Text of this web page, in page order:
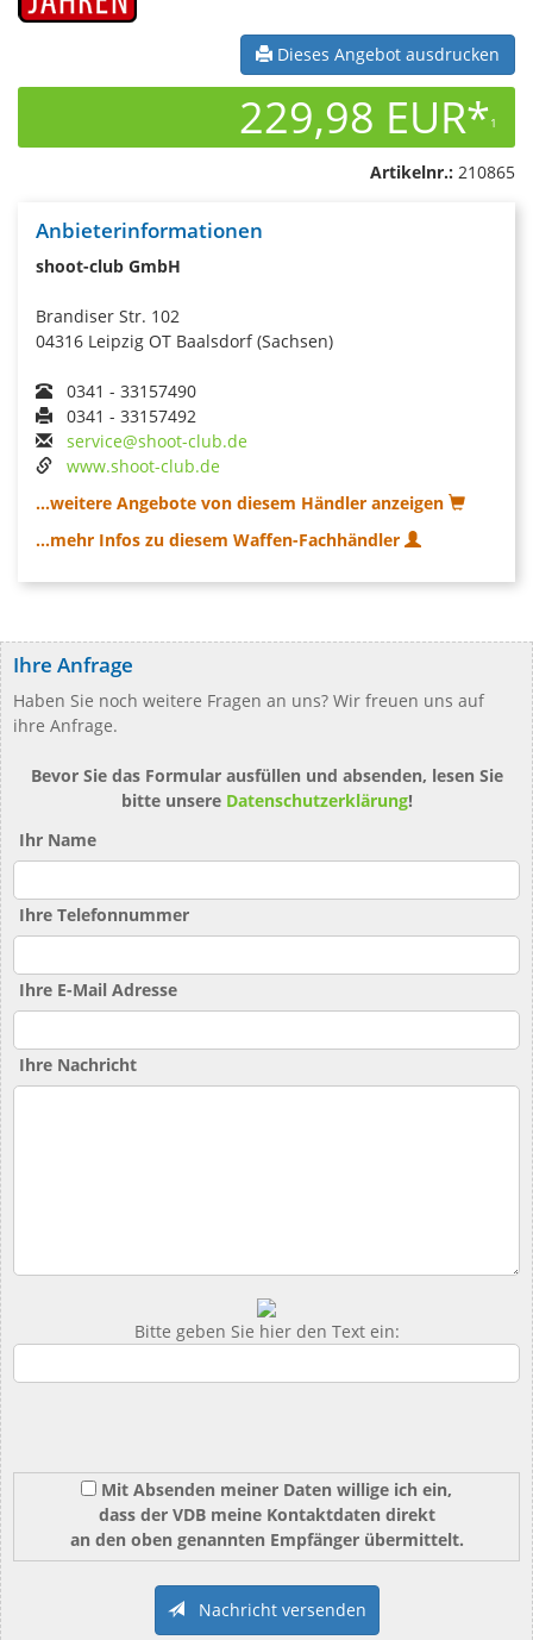
Dieses Angebot ausdrucken
229,98 EUR*1
Artikelnr.: 210865
Anbieterinformationen
shoot-club GmbH
Brandiser Str. 102
04316 Leipzig OT Baalsdorf (Sachsen)
0341 - 33157490
0341 - 33157492
service@shoot-club.de
www.shoot-club.de
...weitere Angebote von diesem Händler anzeigen
...mehr Infos zu diesem Waffen-Fachhändler
Ihre Anfrage
Haben Sie noch weitere Fragen an uns? Wir freuen uns auf
ihre Anfrage.
Bevor Sie das Formular ausfüllen und absenden, lesen Sie
bitte unsere Datenschutzerklärung!
Ihr Name
Ihre Telefonnummer
Ihre E-Mail Adresse
Ihre Nachricht
Bitte geben Sie hier den Text ein:
Mit Absenden meiner Daten willige ich ein,
dass der VDB meine Kontaktdaten direkt
an den oben genannten Empfänger übermittelt.
Nachricht versenden